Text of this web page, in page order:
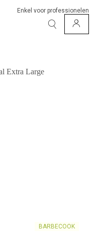
Enkel voor professionelen
BARBECOOK